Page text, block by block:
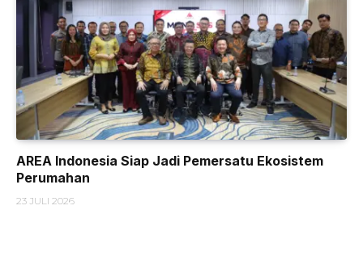
AREA Indonesia Siap Jadi Pemersatu Ekosistem
Perumahan
23 JULI 2026